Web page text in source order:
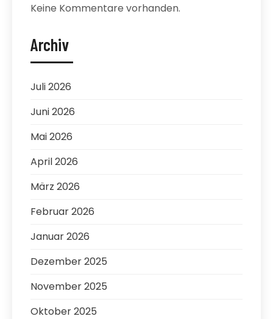
Keine Kommentare vorhanden.
Archiv
Juli 2026
Juni 2026
Mai 2026
April 2026
März 2026
Februar 2026
Januar 2026
Dezember 2025
November 2025
Oktober 2025